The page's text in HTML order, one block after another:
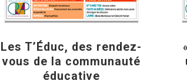
Les T’Éduc, des rendez-
vous de la communauté
éducative